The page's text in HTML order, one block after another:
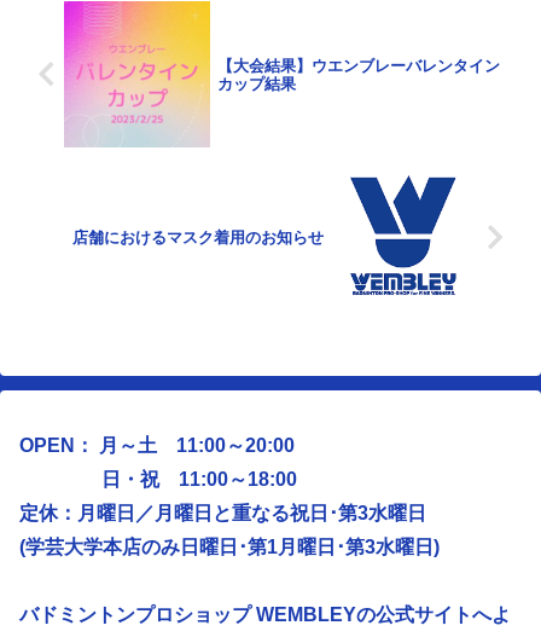
【大会結果】ウエンブレーバレンタイン
カップ結果
店舗におけるマスク着用のお知らせ
OPEN： 月～土 11:00～20:00
日・祝 11:00～18:00
定休：月曜日／月曜日と重なる祝日･第3水曜日
(学芸大学本店のみ日曜日･第1月曜日･第3水曜日)
バドミントンプロショップ WEMBLEYの公式サイトへよ